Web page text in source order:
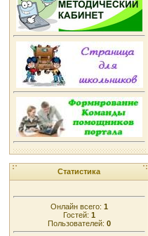
Статистика
Онлайн всего: 1
Гостей: 1
Пользователей: 0